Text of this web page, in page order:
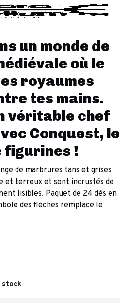
un monde de
où le
royaumes
tes mains.
véritable chef
Conquest, le
figurines !
de marbrures tans et grises
et terreux et sont incrustés de
lisibles. Paquet de 24 dés en
des flèches remplace le
stock